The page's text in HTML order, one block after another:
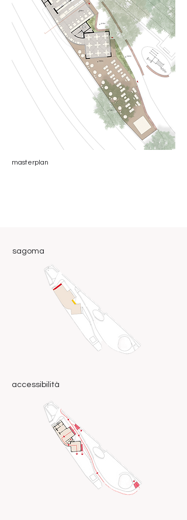
masterplan
sagoma
accessibilità